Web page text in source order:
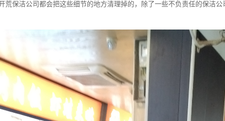
荒保洁公司都会把这些细节的地方清理掉的，除了一些不负责任的保洁